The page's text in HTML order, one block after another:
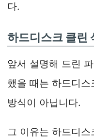
다.
하드디스크 클린
앞서 설명해 드린
했을 때는 하드디
방식이 아닙니다.
그 이유는 하드디